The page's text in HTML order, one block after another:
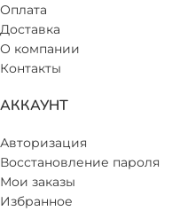
Оплата
Доставка
О компании
Контакты
АККАУНТ
Авторизация
Восстановление пароля
Мои заказы
Избранное